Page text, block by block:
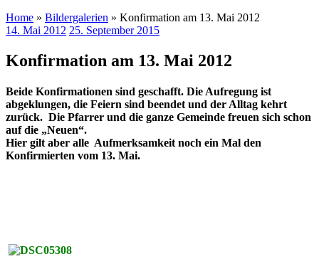
Home » Bildergalerien » Konfirmation am 13. Mai 2012
14. Mai 2012 25. September 2015
Konfirmation am 13. Mai 2012
Beide Konfirmationen sind geschafft. Die Aufregung ist
abgeklungen, die Feiern sind beendet und der Alltag kehrt
zurück. Die Pfarrer und die ganze Gemeinde freuen sich schon
auf die „Neuen“.
Hier gilt aber alle Aufmerksamkeit noch ein Mal den
Konfirmierten vom 13. Mai.